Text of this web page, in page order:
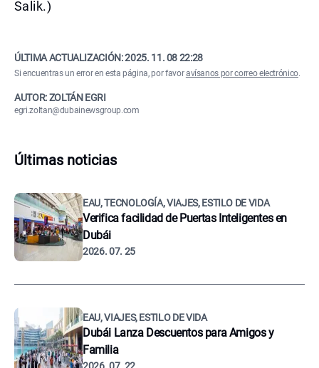
Salik.)
ÚLTIMA ACTUALIZACIÓN:2025. 11. 08 22:28
Si encuentras un error en esta página, por favoravísanos por correo electrónico.
AUTOR: ZOLTÁN EGRI
egri.zoltan@dubainewsgroup.com
Últimas noticias
EAU, TECNOLOGÍA, VIAJES, ESTILO DE VIDA
Verifica facilidad de Puertas Inteligentes en
Dubái
2026. 07. 25
EAU, VIAJES, ESTILO DE VIDA
Dubái Lanza Descuentos para Amigos y
Familia